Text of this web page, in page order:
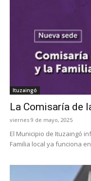
Ituzaingó
La Comisaría de
viernes 9 de mayo, 2025
El Municipio de Ituzaingó
Familia local ya funciona